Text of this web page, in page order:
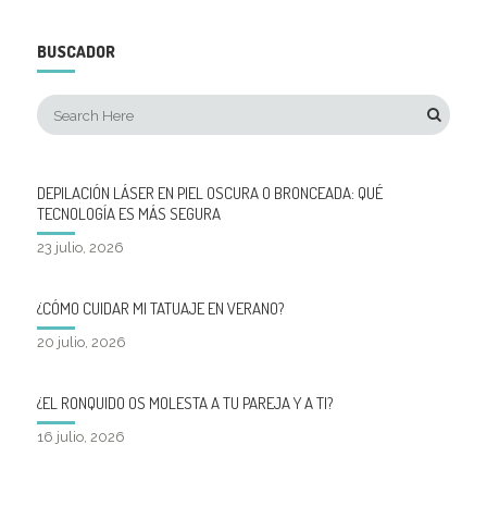
BUSCADOR
DEPILACIÓN LÁSER EN PIEL OSCURA O BRONCEADA: QUÉ
TECNOLOGÍA ES MÁS SEGURA
23 julio, 2026
¿CÓMO CUIDAR MI TATUAJE EN VERANO?
20 julio, 2026
¿EL RONQUIDO OS MOLESTA A TU PAREJA Y A TI?
16 julio, 2026